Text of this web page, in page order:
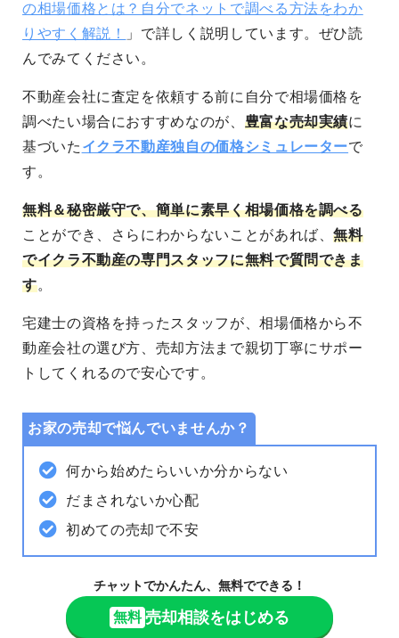
の相場価格とは？自分でネットで調べる方法をわか
りやすく解説！
」で詳しく説明しています。ぜひ読
んでみてください。
不動産会社に査定を依頼する前に自分で相場価格を
調べたい場合におすすめなのが、 豊富な売却実績に
基づいた イクラ不動産独自の価格シミュレーターで
す。
無料＆秘密厳守で、簡単に素早く相場価格を調べる
ことができ、さらにわからないことがあれば、無料
でイクラ不動産の専門スタッフに無料で質問できま
す。
宅建士の資格を持ったスタッフが、相場価格から不
動産会社の選び方、売却方法まで親切丁寧にサポー
トしてくれるので安心です。
お家の売却で悩んでいませんか？
何から始めたらいいか分からない
だまされないか心配
初めての売却で不安
チャットでかんたん、無料でできる！
無料 売却相談をはじめる